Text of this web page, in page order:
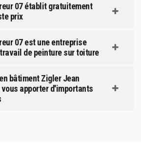
07 établit gratuitement
prix
07 est une entreprise
de peinture sur toiture
bâtiment Zigler Jean
apporter d'importants